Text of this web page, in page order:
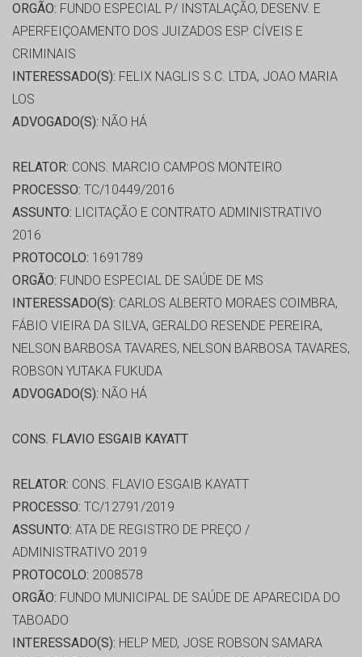
ORGÃO: FUNDO ESPECIAL P/ INSTALAÇÃO, DESENV. E
APERFEIÇOAMENTO DOS JUIZADOS ESP. CÍVEIS E
CRIMINAIS
INTERESSADO(S): FELIX NAGLIS S.C. LTDA, JOAO MARIA
LOS
ADVOGADO(S): NÃO HÁ
RELATOR: CONS. MARCIO CAMPOS MONTEIRO
PROCESSO: TC/10449/2016
ASSUNTO: LICITAÇÃO E CONTRATO ADMINISTRATIVO
2016
PROTOCOLO: 1691789
ORGÃO: FUNDO ESPECIAL DE SAÚDE DE MS
INTERESSADO(S): CARLOS ALBERTO MORAES COIMBRA,
FÁBIO VIEIRA DA SILVA, GERALDO RESENDE PEREIRA,
NELSON BARBOSA TAVARES, NELSON BARBOSA TAVARES,
ROBSON YUTAKA FUKUDA
ADVOGADO(S): NÃO HÁ
CONS. FLAVIO ESGAIB KAYATT
RELATOR: CONS. FLAVIO ESGAIB KAYATT
PROCESSO: TC/12791/2019
ASSUNTO: ATA DE REGISTRO DE PREÇO /
ADMINISTRATIVO 2019
PROTOCOLO: 2008578
ORGÃO: FUNDO MUNICIPAL DE SAÚDE DE APARECIDA DO
TABOADO
INTERESSADO(S): HELP MED, JOSE ROBSON SAMARA